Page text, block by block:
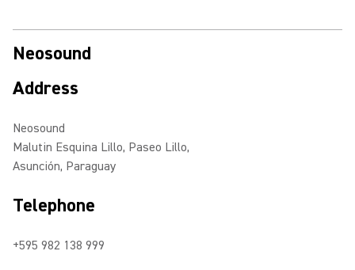
Neosound
Address
Neosound
Malutin Esquina Lillo, Paseo Lillo,
Asunción, Paraguay
Telephone
+595 982 138 999